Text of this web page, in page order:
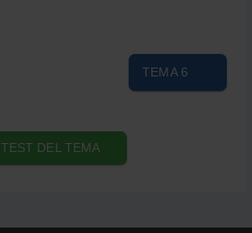
TEMA 6
TEST DEL TEMA